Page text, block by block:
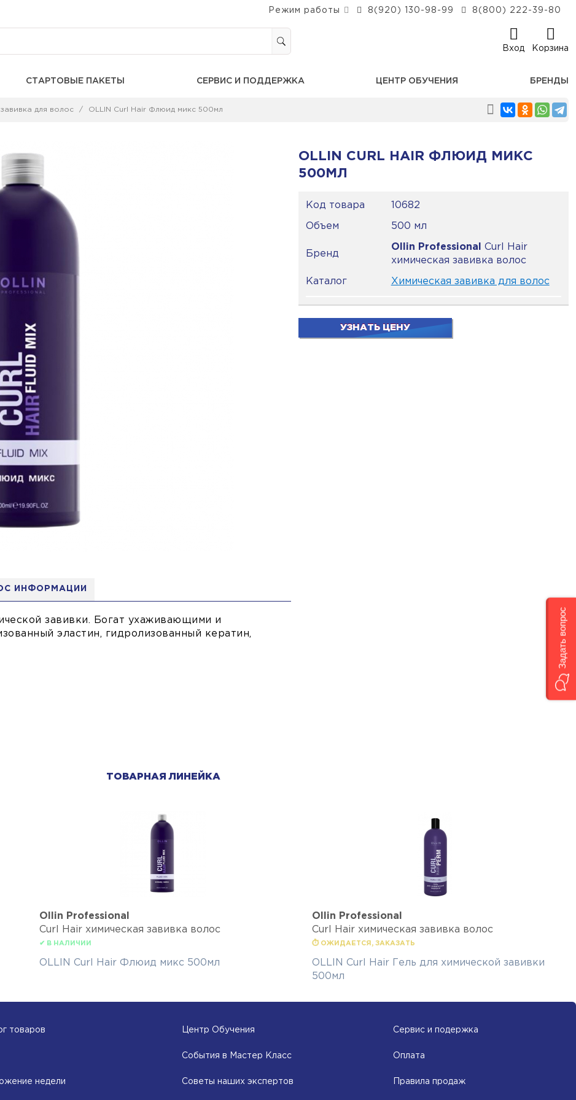
Режим работы 8(920) 130-98-99 8(800) 222-39-80
Вход Корзина
СТАРТОВЫЕ ПАКЕТЫ СЕРВИС И ПОДДЕРЖКА ЦЕНТР ОБУЧЕНИЯ БРЕНДЫ
для волос OLLIN Curl Hair Флюид микс 500мл
ИНФОРМАЦИИ
завивки. Богат ухаживающими и
эластин, гидролизованный кератин,
OLLIN CURL HAIR ФЛЮИД МИКС
500МЛ
Код товара 10682
Объем 500 мл
Бренд
Ollin Professional
Curl Hair
химическая завивка волос
Каталог Химическая завивка для волос
УЗНАТЬ ЦЕНУ
ТОВАРНАЯ ЛИНЕЙКА
Ollin Professional
Curl Hair химическая завивка волос
✔ В НАЛИЧИИ
OLLIN Curl Hair Флюид микс 500мл
Ollin Professional
Curl Hair химическая завивка волос
⏱ ОЖИДАЕТСЯ, ЗАКАЗАТЬ
OLLIN Curl Hair Гель для химической завивки
500мл
товаров
недели
Центр Обучения
События в Мастер Класс
Советы наших экспертов
Сервис и подержка
Оплата
Правила продаж
Задать вопрос